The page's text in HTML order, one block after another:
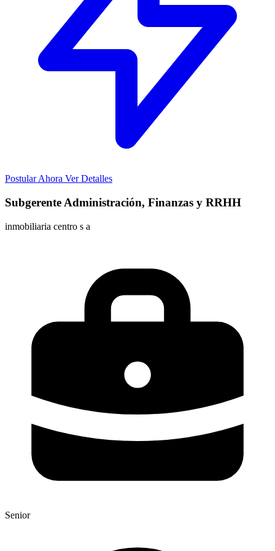
Postular Ahora Ver Detalles
Subgerente Administración, Finanzas y RRHH
inmobiliaria centro s a
Senior